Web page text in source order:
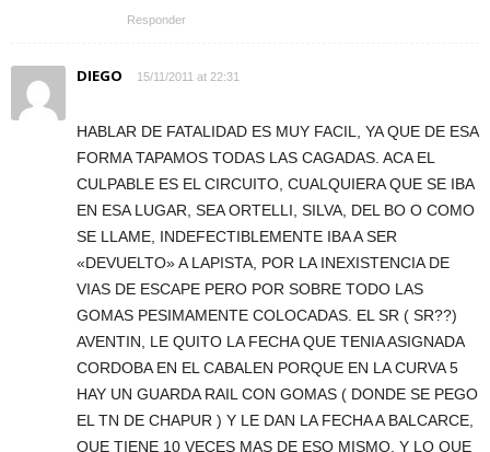
Responder
DIEGO 15/11/2011 at 22:31
HABLAR DE FATALIDAD ES MUY FACIL, YA QUE DE ESA
FORMA TAPAMOS TODAS LAS CAGADAS. ACA EL
CULPABLE ES EL CIRCUITO, CUALQUIERA QUE SE IBA
EN ESA LUGAR, SEA ORTELLI, SILVA, DEL BO O COMO
SE LLAME, INDEFECTIBLEMENTE IBA A SER
«DEVUELTO» A LAPISTA, POR LA INEXISTENCIA DE
VIAS DE ESCAPE PERO POR SOBRE TODO LAS
GOMAS PESIMAMENTE COLOCADAS. EL SR ( SR??)
AVENTIN, LE QUITO LA FECHA QUE TENIA ASIGNADA
CORDOBA EN EL CABALEN PORQUE EN LA CURVA 5
HAY UN GUARDA RAIL CON GOMAS ( DONDE SE PEGO
EL TN DE CHAPUR ) Y LE DAN LA FECHA A BALCARCE,
QUE TIENE 10 VECES MAS DE ESO MISMO. Y LO QUE